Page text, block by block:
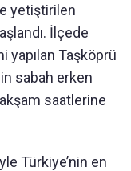
yetiştirilen
İlçede
yapılan Taşköprü
sabah erken
saatlerine
Türkiye’nin en